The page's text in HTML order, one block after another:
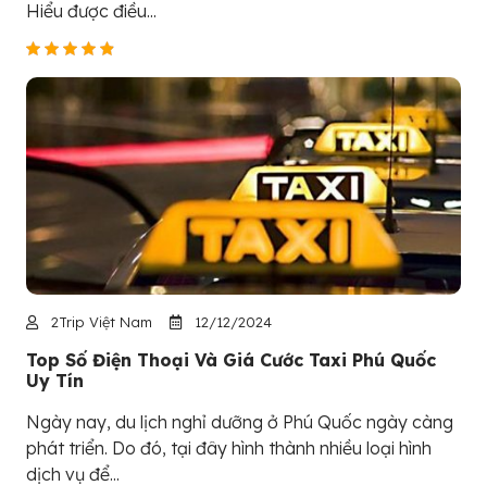
Hiểu được điều...
2Trip Việt Nam 12/12/2024
Top Số Điện Thoại Và Giá Cước Taxi Phú Quốc
Uy Tín
Ngày nay, du lịch nghỉ dưỡng ở Phú Quốc ngày càng
phát triển. Do đó, tại đây hình thành nhiều loại hình
dịch vụ để...